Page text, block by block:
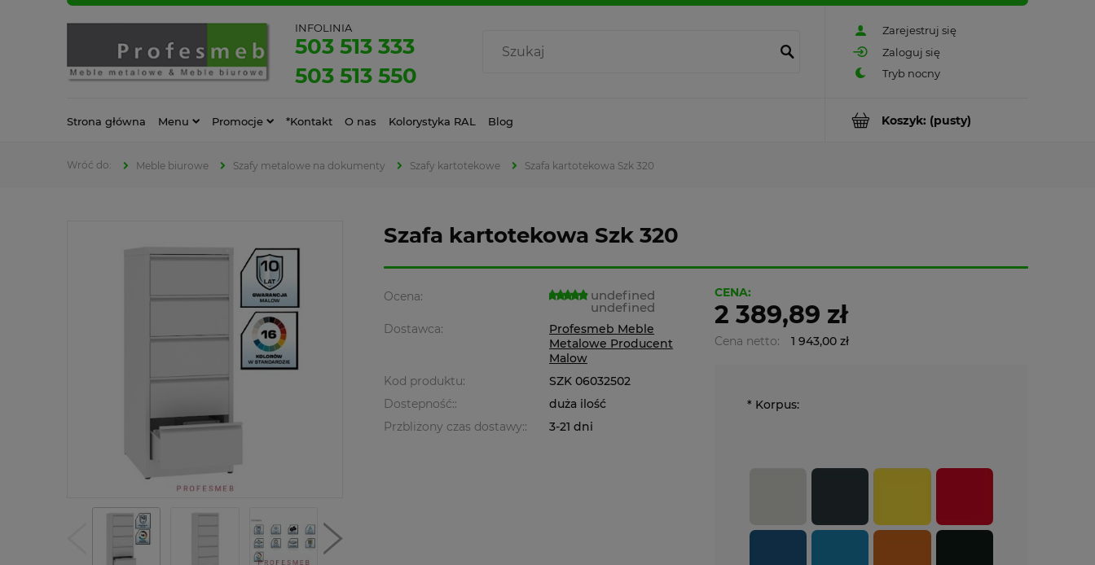
Zarejestruj się
Zaloguj się
INFOLINIA
503 513 333
503 513 550
Koszyk: (pusty)
Strona główna Menu Promocje *Kontakt O nas Kolorystyka RAL Blog
Meble biurowe Szafy metalowe na dokumenty Szafy kartotekowe Szafa kartotekowa Szk 320
Szafa kartotekowa Szk 320
Ocena: undefined
undefined
Dostawca:
Profesmeb Meble
Metalowe Producent
Malow
Kod produktu:
SZK 06032502
Dostepność::
duża ilość
Przbliżony czas dostawy::
3-21 dni
CENA:
2 389,89 zł
Cena netto: 1 943,00 zł
* Korpus: